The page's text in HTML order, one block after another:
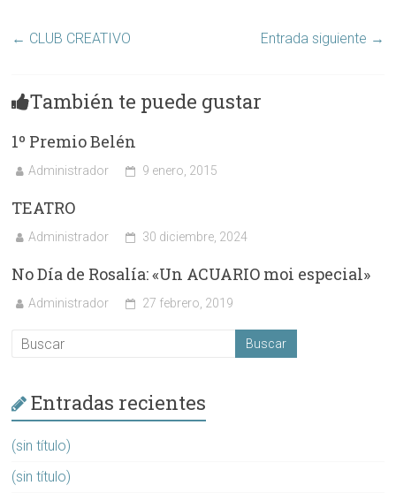
← CLUB CREATIVO Entrada siguiente →
También te puede gustar
1º Premio Belén
Administrador 9 enero, 2015
TEATRO
Administrador 30 diciembre, 2024
No Día de Rosalía: «Un ACUARIO moi especial»
Administrador 27 febrero, 2019
Entradas recientes
(sin título)
(sin título)